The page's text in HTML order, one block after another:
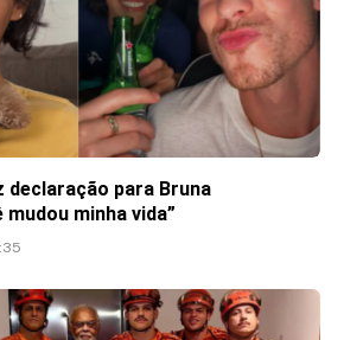
declaração para Bruna
mudou minha vida”